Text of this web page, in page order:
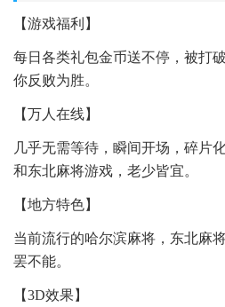
【游戏福利】
每日各类礼包金币送不停，被打
你反败为胜。
【万人在线】
几乎无需等待，瞬间开场，碎片
和东北麻将游戏，老少皆宜。
【地方特色】
当前流行的哈尔滨麻将，东北麻
罢不能。
【3D效果】